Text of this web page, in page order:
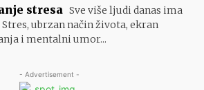
stresa Sve više ljudi danas ima
ubrzan način života, ekran
i mentalni umor...
- Advertisement -